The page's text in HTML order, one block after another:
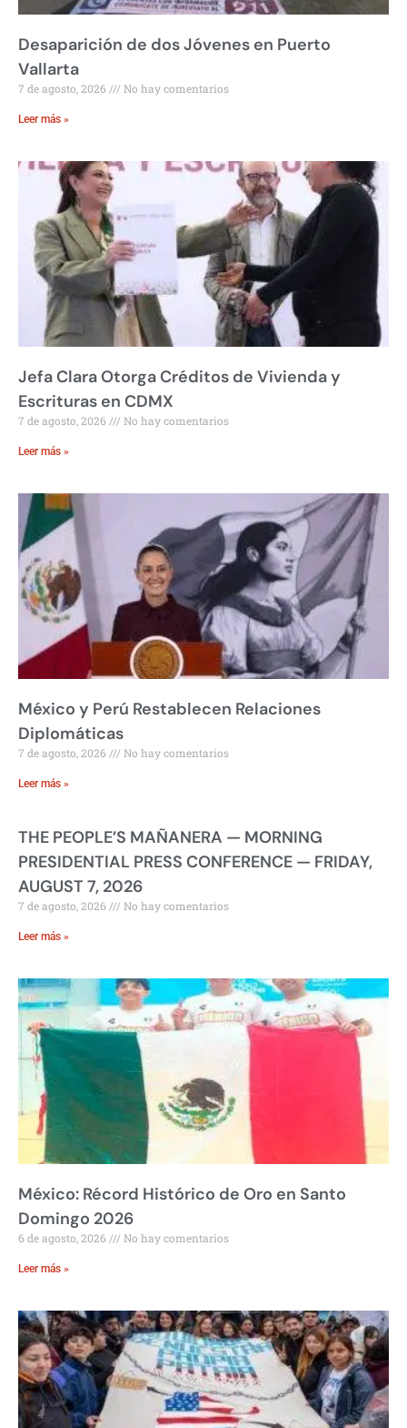
Desaparición de dos Jóvenes en Puerto
Vallarta
7 de agosto, 2026 No hay comentarios
Leer más »
Jefa Clara Otorga Créditos de Vivienda y
Escrituras en CDMX
7 de agosto, 2026 No hay comentarios
Leer más »
México y Perú Restablecen Relaciones
Diplomáticas
7 de agosto, 2026 No hay comentarios
Leer más »
THE PEOPLE’S MAÑANERA — MORNING
PRESIDENTIAL PRESS CONFERENCE — FRIDAY,
AUGUST 7, 2026
7 de agosto, 2026 No hay comentarios
Leer más »
México: Récord Histórico de Oro en Santo
Domingo 2026
6 de agosto, 2026 No hay comentarios
Leer más »